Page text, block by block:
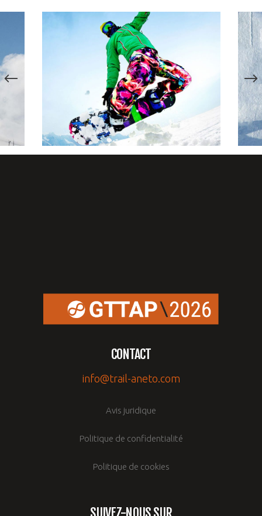
SURFACE DE NEIGE
CONTACT
info@trail-aneto.com
Avis juridique
Politique de confidentialité
Politique de cookies
SUIVEZ-NOUS SUR